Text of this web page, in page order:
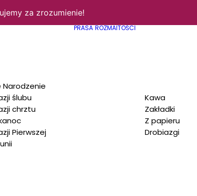
za zrozumienie!
Narodzenie
ślubu
chrztu
Pierwszej
PRASA ROZMAITOŚCI
Kawa
Zakładki
Z papieru
Drobiazgi